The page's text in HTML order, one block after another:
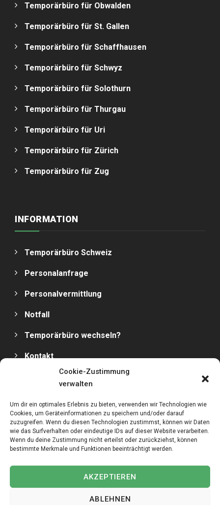
Cookie-Zustimmung
verwalten
Um dir ein optimales Erlebnis zu bieten, verwenden wir Technologien wie
Cookies, um Geräteinformationen zu speichern und/oder darauf
zuzugreifen. Wenn du diesen Technologien zustimmst, können wir Daten
wie das Surfverhalten oder eindeutige IDs auf dieser Website verarbeiten.
Wenn du deine Zustimmung nicht erteilst oder zurückziehst, können
bestimmte Merkmale und Funktionen beeinträchtigt werden.
AKZEPTIEREN
ABLEHNEN
Temporärbüro für Obwalden
Temporärbüro für St. Gallen
Temporärbüro für Schaffhausen
Temporärbüro für Schwyz
Temporärbüro für Solothurn
Temporärbüro für Thurgau
Temporärbüro für Uri
Temporärbüro für Zürich
Temporärbüro für Zug
INFORMATION
Temporärbüro Schweiz
Personalanfrage
Personalvermittlung
Notfall
Temporärbüro wechseln?
Kontakt
Impressum
Schweiz | Temporär & Dauerstellen Schweizweit
Rights Reserved.